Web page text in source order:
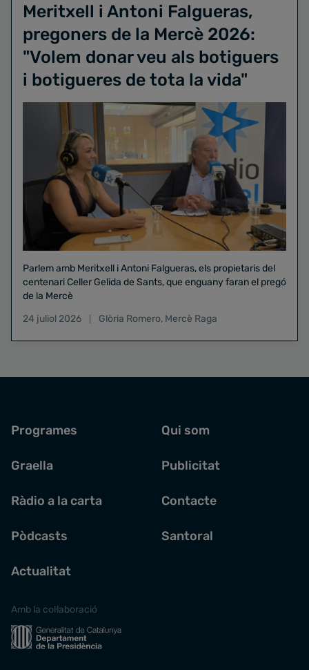
Meritxell i Antoni Falgueras,
pregoners de la Mercè 2026:
"Volem donar veu als botiguers
i botigueres de tota la vida"
Parlem amb Meritxell i Antoni Falgueras, els propietaris del
centenari Celler Gelida de Sants, que enguany faran el pregó
de la Mercè
24 juliol 2026
Glòria Romero, Mercè Raga
Programes
Graella
Ràdio a la carta
Pòdcasts
Actualitat
Qui som
Publicitat
Contacte
Santoral
Amb la col·laboració